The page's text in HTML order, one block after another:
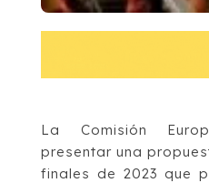
La Comisión
presentar una
finales de 2023 que